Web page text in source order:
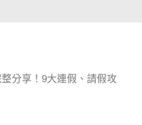
整分享！9大連假、請假攻